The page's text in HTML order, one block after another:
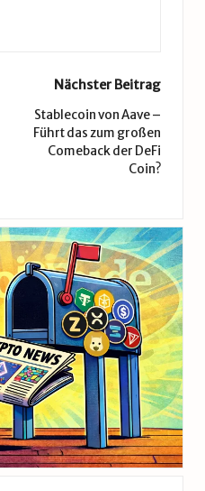
Nächster Beitrag
Stablecoin von Aave –
Führt das zum großen
Comeback der DeFi
Coin?